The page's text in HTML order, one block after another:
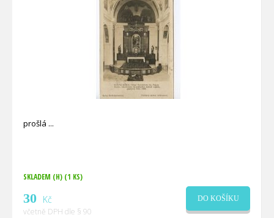
prošlá
SKLADEM (H) (1 KS)
30 Kč
včetně DPH dle § 90
DO KOŠÍKU